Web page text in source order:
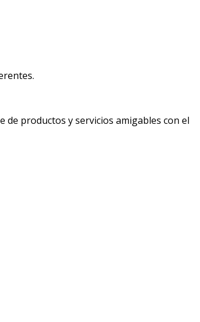
de productos y servicios amigables con el